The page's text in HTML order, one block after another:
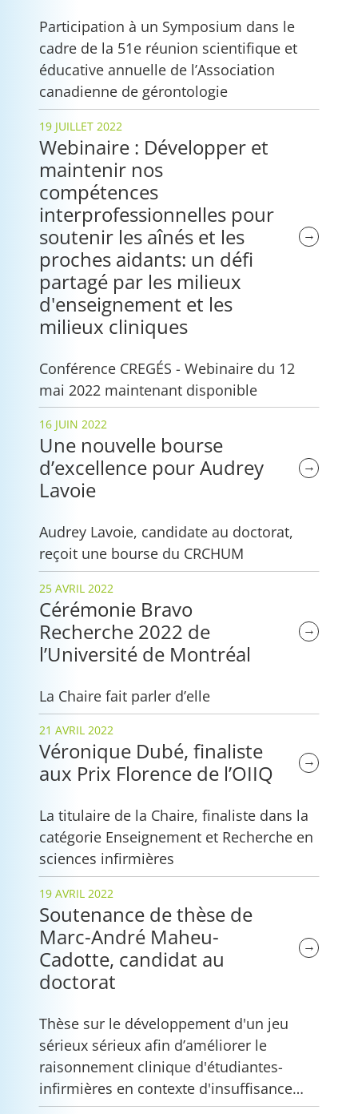
Participation à un Symposium dans le
cadre de la 51e réunion scientifique et
éducative annuelle de l’Association
canadienne de gérontologie
19 JUILLET 2022
Webinaire : Développer et
maintenir nos
compétences
interprofessionnelles pour
soutenir les aînés et les
proches aidants: un défi
partagé par les milieux
d'enseignement et les
milieux cliniques
→
Conférence CREGÉS - Webinaire du 12
mai 2022 maintenant disponible
16 JUIN 2022
Une nouvelle bourse
d’excellence pour Audrey
Lavoie
→
Audrey Lavoie, candidate au doctorat,
reçoit une bourse du CRCHUM
25 AVRIL 2022
Cérémonie Bravo
Recherche 2022 de
l’Université de Montréal
→
La Chaire fait parler d’elle
21 AVRIL 2022
Véronique Dubé, finaliste
aux Prix Florence de l’OIIQ
→
La titulaire de la Chaire, finaliste dans la
catégorie Enseignement et Recherche en
sciences infirmières
19 AVRIL 2022
Soutenance de thèse de
Marc-André Maheu-
Cadotte, candidat au
doctorat
→
Thèse sur le développement d'un jeu
sérieux sérieux afin d’améliorer le
raisonnement clinique d'étudiantes-
infirmières en contexte d'insuffisance…